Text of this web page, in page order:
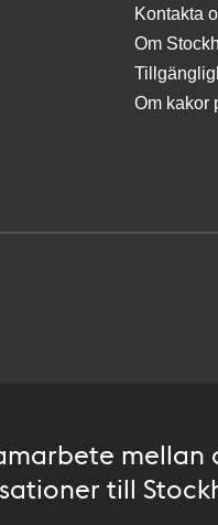
Kontakta
Om
Om kakor
mellan
till